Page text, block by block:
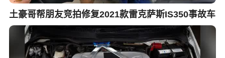
土豪哥帮朋友竞拍修复2021款雷克萨斯IS350事故车